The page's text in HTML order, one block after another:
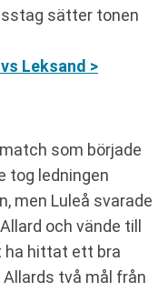
sätter tonen
Leksand >
som började
tog ledningen
men Luleå svarade
och vände till
ha hittat ett bra
två mål från